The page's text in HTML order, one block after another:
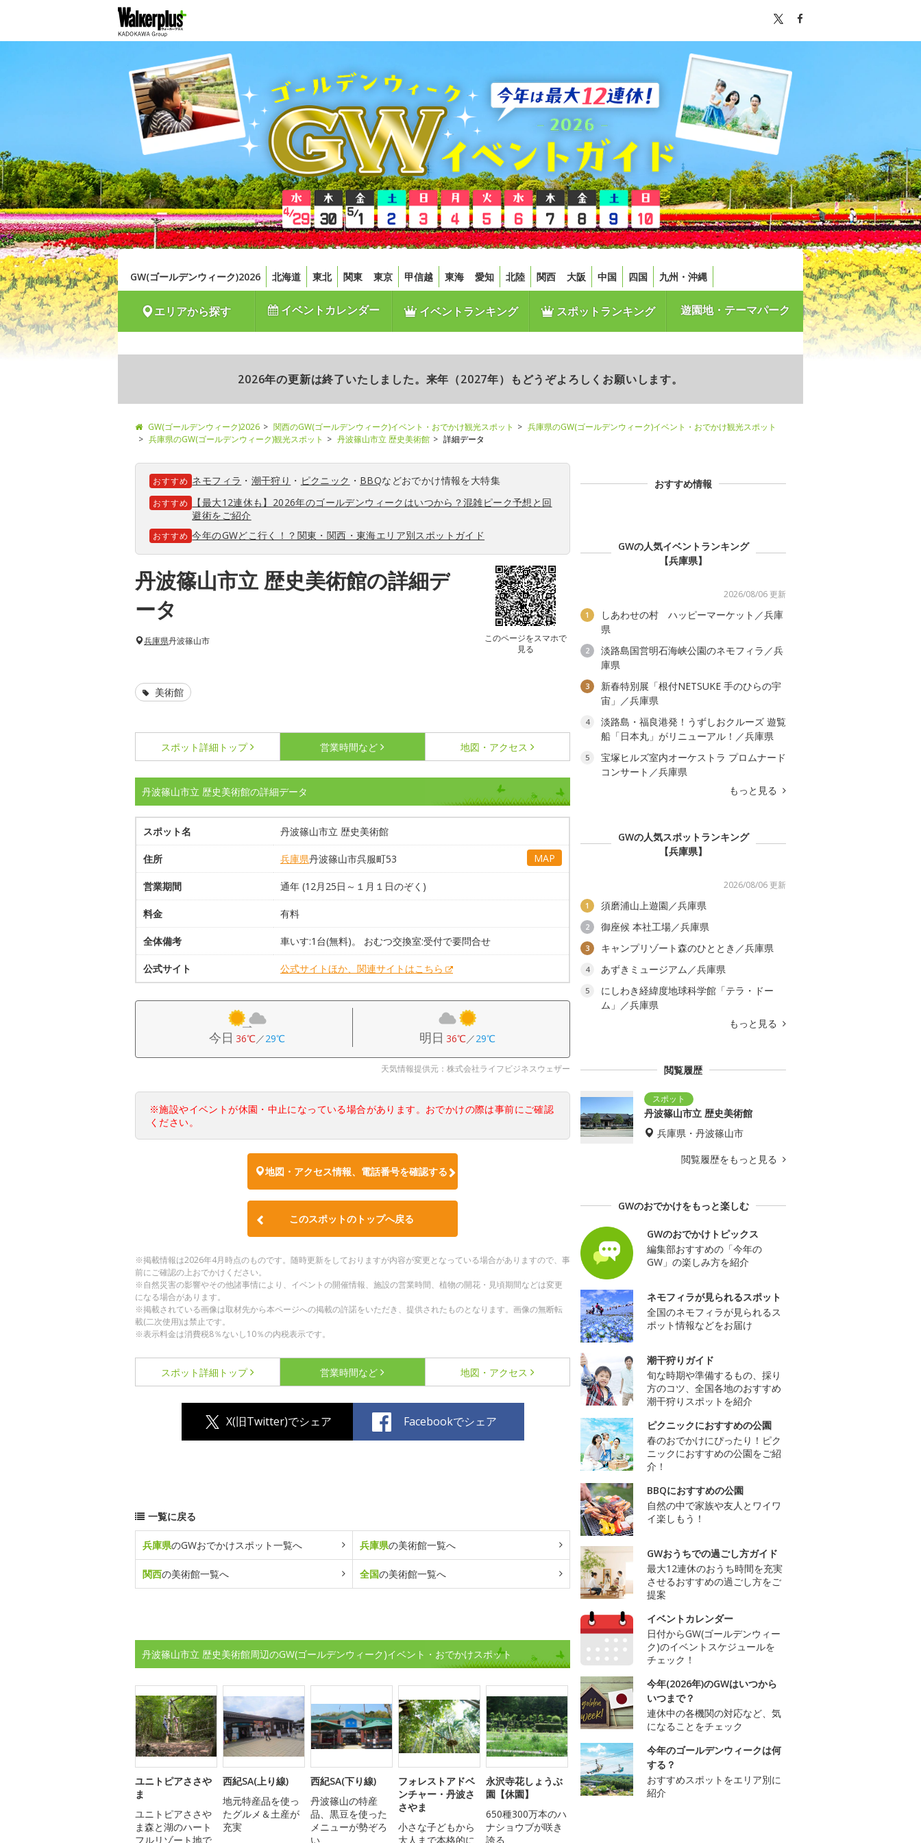
GW(ゴールデンウィーク)2026 北海道 東北 関東 東京 甲信越 東海 愛知 北陸 関西 大阪 中国 四国 九州・沖縄
エリアから探す イベントカレンダー イベントランキング スポットランキング 遊園地・テーマパーク
2026年の更新は終了いたしました。来年（2027年）もどうぞよろしくお願いします。
GW(ゴールデンウィーク)2026 関西のGW(ゴールデンウィーク)イベント・おでかけ観光スポット
兵庫県のGW(ゴールデンウィーク)イベント・おでかけ観光スポット
兵庫県のGW(ゴールデンウィーク)観光スポット
丹波篠山市立 歴史美術館 詳細データ
おすすめ ネモフィラ ・ 潮干狩り ・ ピクニック ・ BBQなどおでかけ情報を大特集
おすすめ
【最大12連休も】2026年のゴールデンウィークはいつから？混雑ピーク予想と回
避術をご紹介
おすすめ 今年のGWどこ行く！？関東・関西・東海エリア別スポットガイド
丹波篠山市立 歴史美術館の詳細デ
ータ
このページをスマホで
見る
兵庫県丹波篠山市
美術館
スポット詳細 トップ 営業時間など 地図・アクセス
丹波篠山市立 歴史美術館の詳細データ
スポット名 丹波篠山市立 歴史美術館
住所 兵庫県丹波篠山市呉服町53 MAP
営業期間 通年 (12月25日～１月１日のぞく)
料金 有料
全体備考 車いす:1台(無料)。 おむつ交換室:受付で要問合せ
公式サイト 公式サイトほか、関連サイトはこちら
今日 36℃／29℃ 明日 36℃／29℃
天気情報提供元：株式会社ライフビジネスウェザー
※施設やイベントが休園・中止になっている場合があります。おでかけの際は事前にご確認
ください。
地図・アクセス情報、電話番号を確認する
このスポットのトップへ戻る
※掲載情報は2026年4月時点のものです。随時更新をしておりますが内容が変更となっている場合がありますので、事
前にご確認の上おでかけください。
※自然災害の影響やその他諸事情により、イベントの開催情報、施設の営業時間、植物の開花・見頃期間などは変更
になる場合があります。
※掲載されている画像は取材先から本ページへの掲載の許諾をいただき、提供されたものとなります。画像の無断転
載(二次使用)は禁止です。
※表示料金は消費税8％ないし10％の内税表示です。
スポット詳細 トップ 営業時間など 地図・アクセス
X(旧Twitter)でシェア Facebookでシェア
一覧に戻る
兵庫県のGWおでかけスポット一覧へ 兵庫県の美術館一覧へ
関西の美術館一覧へ 全国の美術館一覧へ
丹波篠山市立 歴史美術館周辺のGW(ゴールデンウィーク)イベント・おでかけスポット
ユニトピアささや
ま
ユニトピアささや
ま森と湖のハート
フルリゾート地で
西紀SA(上り線)
地元特産品を使っ
たグルメ＆土産が
充実
西紀SA(下り線)
丹波篠山の特産
品、黒豆を使った
メニューが勢ぞろ
い
フォレストアドベ
ンチャー・丹波さ
さやま
小さな子どもから
大人まで本格的に
永沢寺花しょうぶ
園【休園】
650種300万本のハ
ナショウブが咲き
誇る
おすすめ情報
GWの人気イベントランキング
【兵庫県】
2026/08/06 更新
1
しあわせの村 ハッピーマーケット／兵庫
県
2
淡路島国営明石海峡公園のネモフィラ／兵
庫県
3
新春特別展「根付NETSUKE 手のひらの宇
宙」／兵庫県
4
淡路島・福良港発！うずしおクルーズ 遊覧
船「日本丸」がリニューアル！／兵庫県
5
宝塚ヒルズ室内オーケストラ プロムナード
コンサート／兵庫県
もっと見る
GWの人気スポットランキング
【兵庫県】
2026/08/06 更新
1 須磨浦山上遊園／兵庫県
2 御座候 本社工場／兵庫県
3 キャンプリゾート森のひととき／兵庫県
4 あずきミュージアム／兵庫県
5
にしわき経緯度地球科学館「テラ・ドー
ム」／兵庫県
もっと見る
閲覧履歴
丹波篠山市立 歴史美術館
兵庫県・丹波篠山市
閲覧履歴をもっと見る
GWのおでかけをもっと楽しむ
GWのおでかけトピックス
編集部おすすめの「今年の
GW」の楽しみ方を紹介
ネモフィラが見られるスポット
全国のネモフィラが見られるス
ポット情報などをお届け
潮干狩りガイド
旬な時期や準備するもの、採り
方のコツ、全国各地のおすすめ
潮干狩りスポットを紹介
ピクニックにおすすめの公園
春のおでかけにぴったり！ピク
ニックにおすすめの公園をご紹
介！
BBQにおすすめの公園
自然の中で家族や友人とワイワ
イ楽しもう！
GWおうちでの過ごし方ガイド
最大12連休のおうち時間を充実
させるおすすめの過ごし方をご
提案
イベントカレンダー
日付からGW(ゴールデンウィー
ク)のイベントスケジュールを
チェック！
今年(2026年)のGWはいつから
いつまで？
連休中の各機関の対応など、気
になることをチェック
今年のゴールデンウィークは何
する？
おすすめスポットをエリア別に
紹介